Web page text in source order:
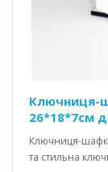
Ключниця-
26*18*7см
Ключниця-
та стильна